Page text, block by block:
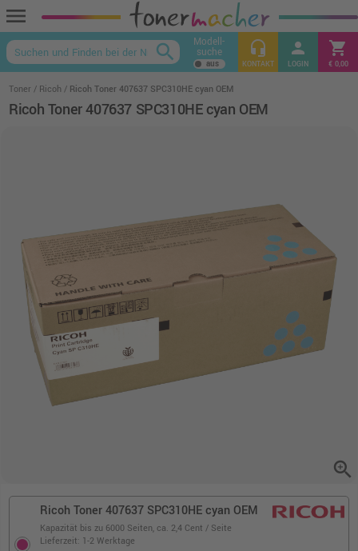
menu
keyboard_arrow_up
search Modell-
suche headset_mic
KONTAKT
person
LOGIN
shopping_cart
€ 0,00
Toner Ricoh Ricoh Toner 407637 SPC310HE cyan OEM
Ricoh Toner 407637 SPC310HE cyan OEM
zoom_in
Ricoh Toner 407637 SPC310HE cyan OEM
Kapazität bis zu 6000 Seiten, ca. 2,4 Cent / Seite
Lieferzeit: 1-2 Werktage